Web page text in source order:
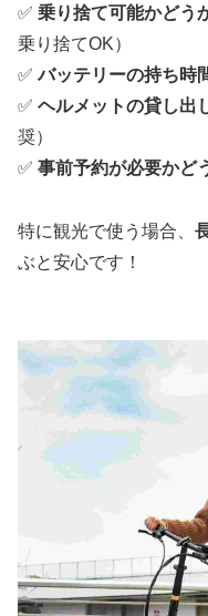
✅ 乗り捨て可能かどう
乗り捨てOK）
✅バッテリーの持ち時
✅ ヘルメットの貸し出
奨）
✅ 事前予約が必要かど
特に観光で使う場合、
ぶと安心です！